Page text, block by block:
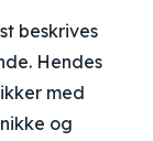
beskrives
Hendes
med
og